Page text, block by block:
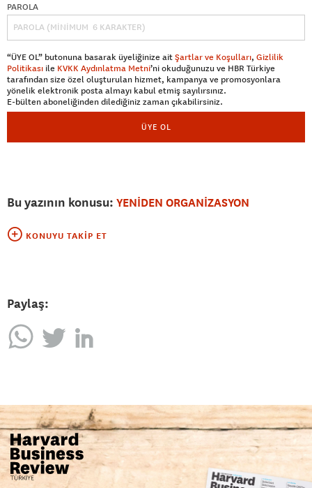
PAROLA
“ÜYE OL” butonuna basarak üyeliğinize aitŞartlar ve Koşulları, Gizlilik
Politikası ile KVKK Aydınlatma Metni’ni okuduğunuzu ve HBR Türkiye
tarafından size özel oluşturulan hizmet, kampanya ve promosyonlara
yönelik elektronik posta almayı kabul etmiş sayılırsınız.
E-bülten aboneliğinden dilediğiniz zaman çıkabilirsiniz.
ÜYE OL
Bu yazının konusu: YENİDEN ORGANİZASYON
KONUYU TAKIP ET
Paylaş: